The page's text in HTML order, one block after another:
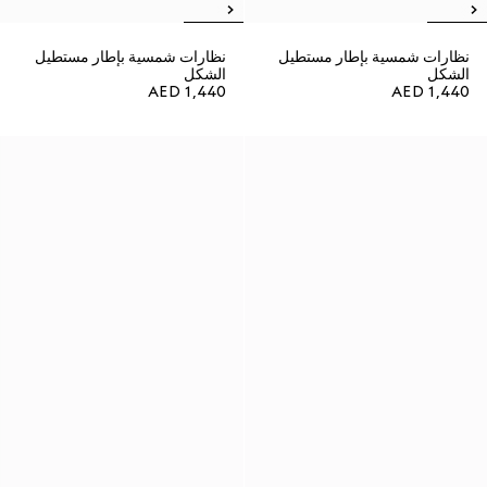
نظارات شمسية بإطار مستطيل
الشكل
AED 1,440
نظارات شمسية بإطار مستطيل
الشكل
AED 1,440